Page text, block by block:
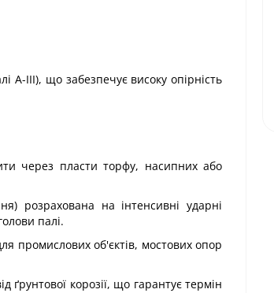
А-III), що забезпечує високу опірність
через пласти торфу, насипних або
розрахована на інтенсивні ударні
палі.
промислових об'єктів, мостових опор
ґрунтової корозії, що гарантує термін